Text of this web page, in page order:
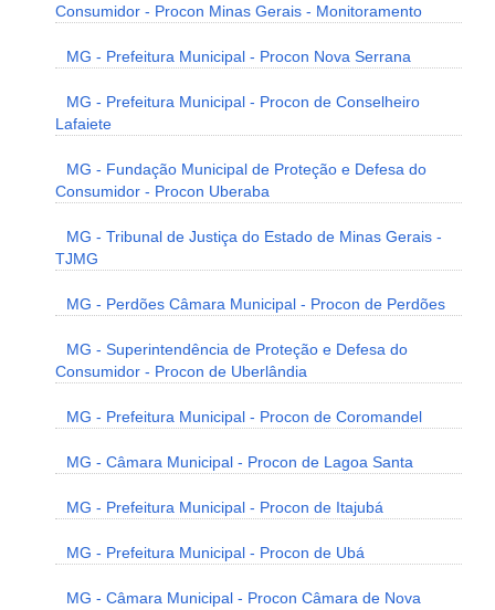
Consumidor - Procon Minas Gerais - Monitoramento
MG - Prefeitura Municipal - Procon Nova Serrana
MG - Prefeitura Municipal - Procon de Conselheiro
Lafaiete
MG - Fundação Municipal de Proteção e Defesa do
Consumidor - Procon Uberaba
MG - Tribunal de Justiça do Estado de Minas Gerais -
TJMG
MG - Perdões Câmara Municipal - Procon de Perdões
MG - Superintendência de Proteção e Defesa do
Consumidor - Procon de Uberlândia
MG - Prefeitura Municipal - Procon de Coromandel
MG - Câmara Municipal - Procon de Lagoa Santa
MG - Prefeitura Municipal - Procon de Itajubá
MG - Prefeitura Municipal - Procon de Ubá
MG - Câmara Municipal - Procon Câmara de Nova